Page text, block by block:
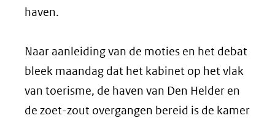
haven.
Naar aanleiding van de moties en het debat
bleek maandag dat het kabinet op het vlak
van toerisme, de haven van Den Helder en
de zoet-zout overgangen bereid is de kamer